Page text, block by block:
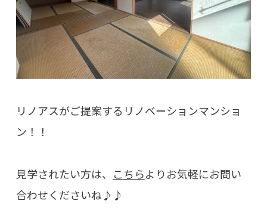
リノアスがご提案するリノベーションマンショ
ン！！
見学されたい方は、 こちらよりお気軽にお問い
合わせくださいね♪♪